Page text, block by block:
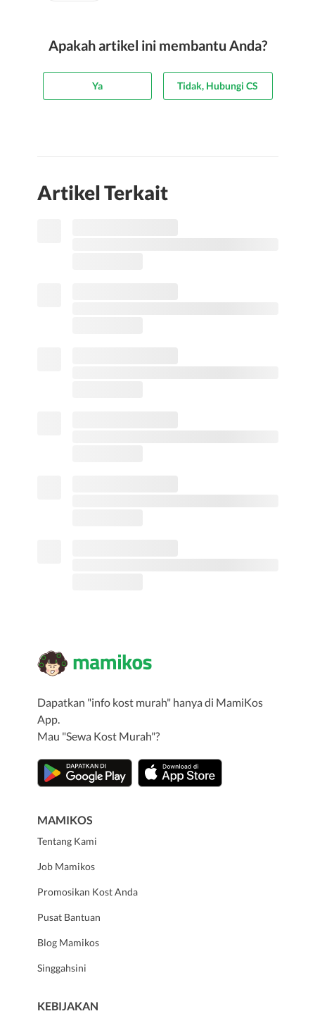
Apakah artikel ini membantu Anda?
Ya Tidak, Hubungi CS
Artikel Terkait
Dapatkan "info kost murah" hanya di MamiKos
App.
Mau "Sewa Kost Murah"?
MAMIKOS
Tentang Kami
Job Mamikos
Promosikan Kost Anda
Pusat Bantuan
Blog Mamikos
Singgahsini
KEBIJAKAN